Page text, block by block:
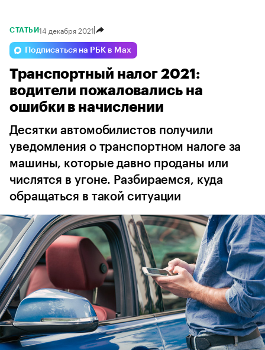
Omoda Esteo
Volga Voyah Jaecoo
СТАТЬИ14 декабря 2021
Подписаться на РБК в Max
Транспортный налог 2021:
водители пожаловались на
ошибки в начислении
Десятки автомобилистов получили
уведомления о транспортном налоге за
машины, которые давно проданы или
числятся в угоне. Разбираемся, куда
обращаться в такой ситуации